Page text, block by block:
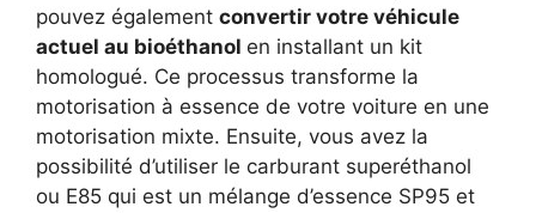
pouvez également convertir votre véhicule
actuel au bioéthanol en installant un kit
homologué. Ce processus transforme la
motorisation à essence de votre voiture en une
motorisation mixte. Ensuite, vous avez la
possibilité d’utiliser le carburant superéthanol
ou E85 qui est un mélange d’essence SP95 et